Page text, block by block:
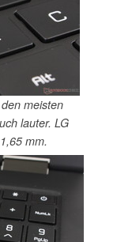
meisten
lauter. LG
mm.